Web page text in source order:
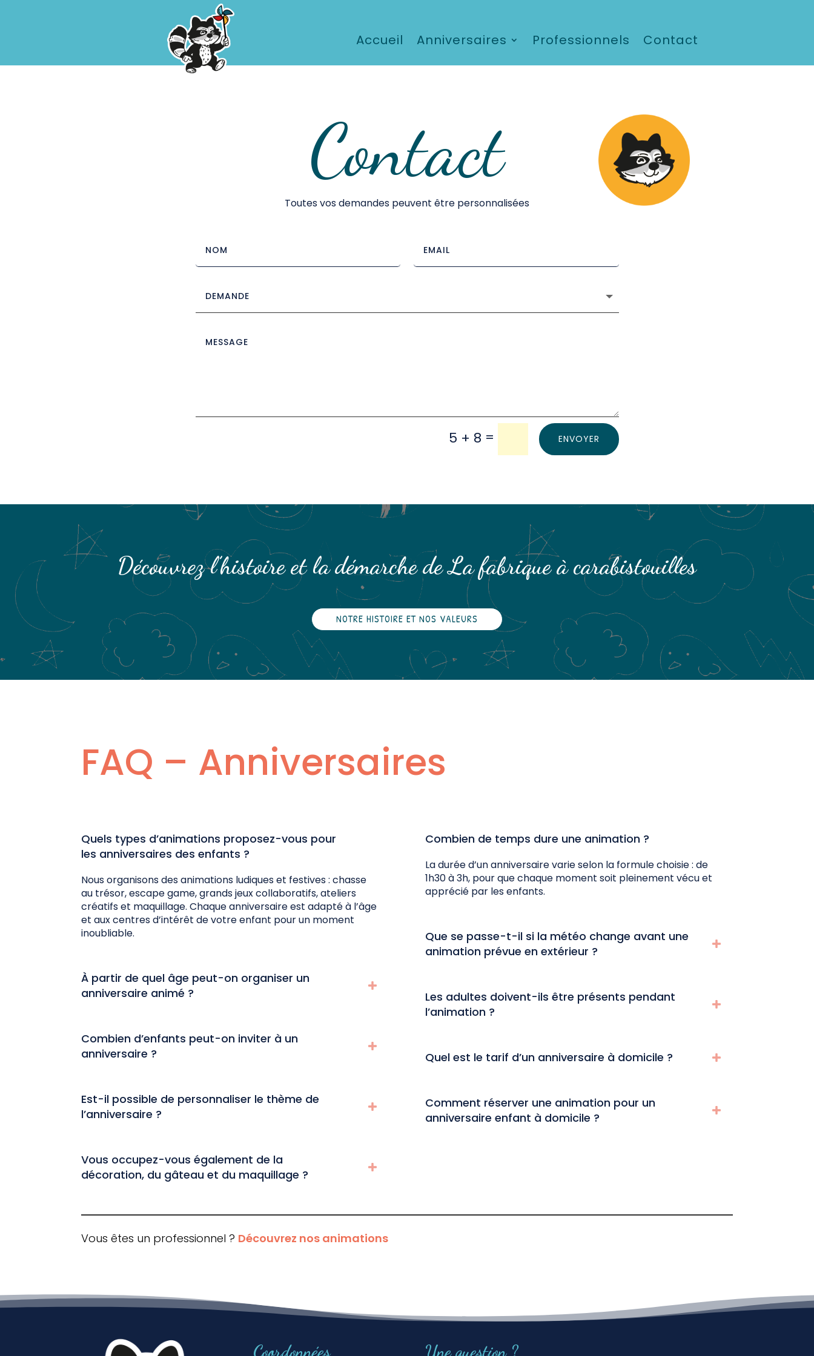
Accueil Anniversaires Professionnels Contact
Contact
Toutes vos demandes peuvent être personnalisées
5 + 8 = ENVOYER
Découvrez l’histoire et la démarche de La fabrique à carabistouilles
NOTRE HISTOIRE ET NOS VALEURS
FAQ – Anniversaires
Quels types d’animations proposez-vous pour
les anniversaires des enfants ?
Nous organisons des animations ludiques et festives : chasse
au trésor, escape game, grands jeux collaboratifs, ateliers
créatifs et maquillage. Chaque anniversaire est adapté à l’âge
et aux centres d’intérêt de votre enfant pour un moment
inoubliable.
À partir de quel âge peut-on organiser un
anniversaire animé ?
Combien d’enfants peut-on inviter à un
anniversaire ?
Est-il possible de personnaliser le thème de
l’anniversaire ?
Vous occupez-vous également de la
décoration, du gâteau et du maquillage ?
Combien de temps dure une animation ?
La durée d’un anniversaire varie selon la formule choisie : de
1h30 à 3h, pour que chaque moment soit pleinement vécu et
apprécié par les enfants.
Que se passe-t-il si la météo change avant une
animation prévue en extérieur ?
Les adultes doivent-ils être présents pendant
l’animation ?
Quel est le tarif d’un anniversaire à domicile ?
Comment réserver une animation pour un
anniversaire enfant à domicile ?
Vous êtes un professionnel ? Découvrez nos animations
Coordonnées Une question ?